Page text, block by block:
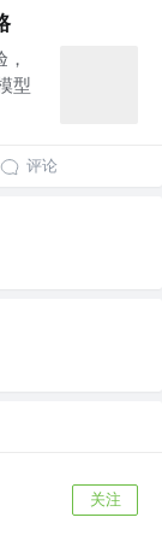
型
评论
关注